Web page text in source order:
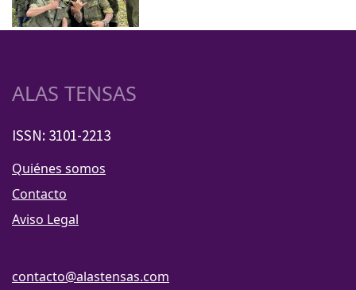
ALAS TENSAS
ISSN: 3101-2213
Quiénes somos
Contacto
Aviso Legal
contacto@alastensas.com